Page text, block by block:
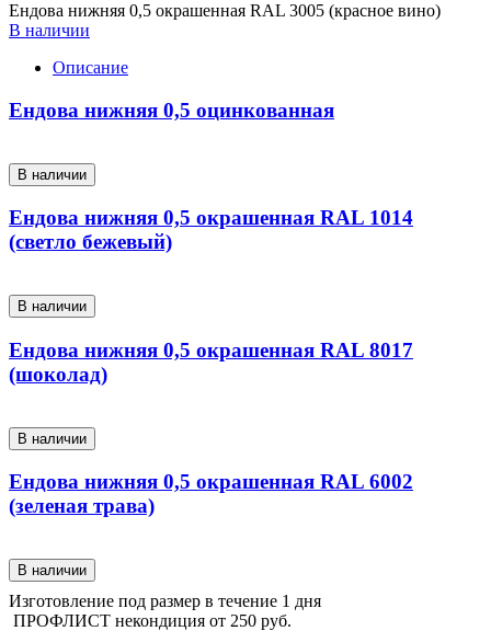
Ендова нижняя 0,5 окрашенная RAL 3005 (красное вино)
В наличии
Описание
Ендова нижняя 0,5 оцинкованная
В наличии
Ендова нижняя 0,5 окрашенная RAL 1014
(светло бежевый)
В наличии
Ендова нижняя 0,5 окрашенная RAL 8017
(шоколад)
В наличии
Ендова нижняя 0,5 окрашенная RAL 6002
(зеленая трава)
В наличии
Изготовление под размер в течение 1 дня
ПРОФЛИСТ некондиция от 250 руб.